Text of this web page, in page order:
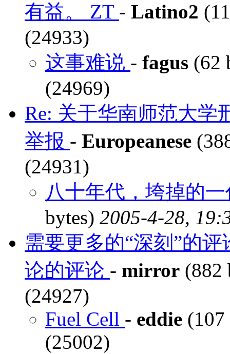
有益。 ZT - Latino2
(24933)
这事难说 - fagus (62
(24969)
Re: 关于华南师范大学
举报 - Europeanese
(24931)
八十年代，垮掉的
bytes) 2005-4-28,
需要更多的“深刻”的
论的评论 - mirror (882
(24927)
Fuel Cell - eddie
(25002)